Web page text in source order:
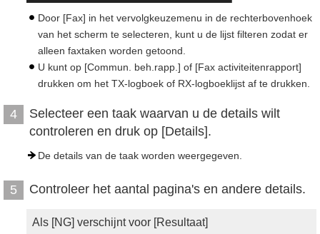
Door [Fax] in het vervolgkeuzemenu in de rechterbovenhoek
van het scherm te selecteren, kunt u de lijst filteren zodat er
alleen faxtaken worden getoond.
U kunt op [Commun. beh.rapp.] of [Fax activiteitenrapport]
drukken om het TX-logboek of RX-logboeklijst af te drukken.
4
Selecteer een taak waarvan u de details wilt
controleren en druk op [Details].
De details van de taak worden weergegeven.
5 Controleer het aantal pagina's en andere details.
Als [NG] verschijnt voor [Resultaat]